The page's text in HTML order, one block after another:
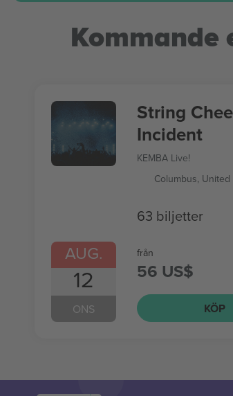
Kommande
AUG.
12
ONS
String
Incident
KEMBA Live!
Columbus, United
63 biljetter
från
56 US$
KÖP